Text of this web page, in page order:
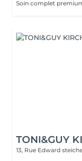
TONI&GUY
13, Rue Edward